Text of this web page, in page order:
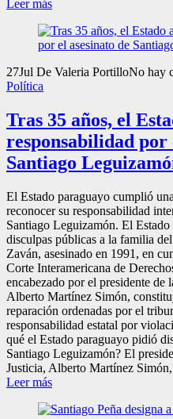
Leer más
27Jul De Valeria PortilloNo hay
Política
Tras 35 años, el
responsabilidad por
Santiago
El Estado paraguayo cumplió
reconocer su responsabilidad
Santiago Leguizamón. El
disculpas públicas a la familia
Zaván, asesinado en 1991, en
Corte Interamericana de
encabezado por el presidente de
Alberto Martínez Simón,
reparación ordenadas por el
responsabilidad estatal por
qué el Estado paraguayo pidió
Santiago Leguizamón? El
Justicia, Alberto Martínez Simón,
Leer más